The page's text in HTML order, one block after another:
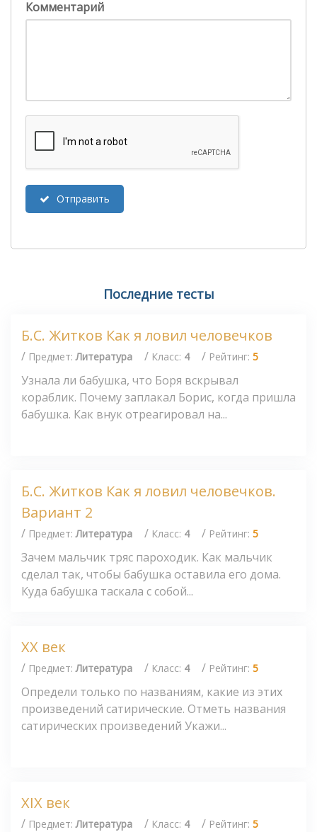
Комментарий
Отправить
Последние тесты
Б.С. Житков Как я ловил человечков
/ Предмет:Литература / Класс: 4 / Рейтинг: 5
Узнала ли бабушка, что Боря вскрывал
кораблик. Почему заплакал Борис, когда пришла
бабушка. Как внук отреагировал на...
Б.С. Житков Как я ловил человечков.
Вариант 2
/ Предмет:Литература / Класс: 4 / Рейтинг: 5
Зачем мальчик тряс пароходик. Как мальчик
сделал так, чтобы бабушка оставила его дома.
Куда бабушка таскала с собой...
XX век
/ Предмет:Литература / Класс: 4 / Рейтинг: 5
Определи только по названиям, какие из этих
произведений сатирические. Отметь названия
сатирических произведений Укажи...
XIX век
/ Предмет:Литература / Класс: 4 / Рейтинг: 5